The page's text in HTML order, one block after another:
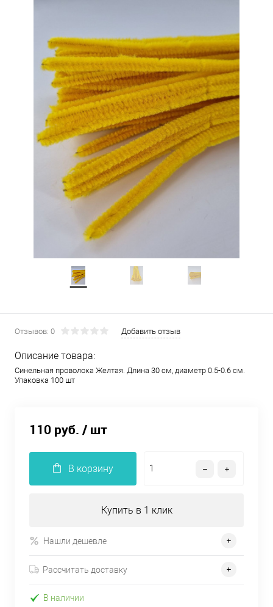
Отзывов: 0 Добавить отзыв
Описание товара:
Синельная проволока Желтая. Длина 30 см, диаметр 0.5-0.6 см.
Упаковка 100 шт
110 руб. / шт
В корзину
Купить в 1 клик
Нашли дешевле
Рассчитать доставку
В наличии